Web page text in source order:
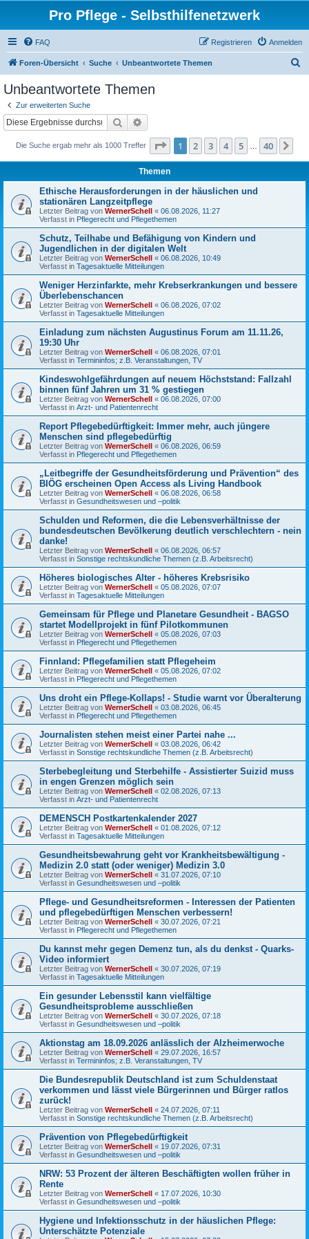
Pro Pflege - Selbsthilfenetzwerk
FAQ Anmelden
Registrieren
Foren-Übersicht Suche Unbeantwortete Themen
Unbeantwortete Themen
Zur erweiterten Suche
Suche
Die Suche ergab mehr als 1000 Treffer Seite 1von 40
1 2 3 4 5 40
Themen
Ethische Herausforderungen in der häuslichen und
stationären Langzeitpflege
Letzter Beitrag von WernerSchell « 06.08.2026, 11:27
Verfasst in Pflegerecht und Pflegethemen
Schutz, Teilhabe und Befähigung von Kindern und
Jugendlichen in der digitalen Welt
Letzter Beitrag von WernerSchell « 06.08.2026, 10:49
Verfasst in Tagesaktuelle Mitteilungen
Weniger Herzinfarkte, mehr Krebserkrankungen und bessere
Überlebenschancen
Letzter Beitrag von WernerSchell « 06.08.2026, 07:02
Verfasst in Tagesaktuelle Mitteilungen
Einladung zum nächsten Augustinus Forum am 11.11.26,
19:30 Uhr
Letzter Beitrag von WernerSchell « 06.08.2026, 07:01
Verfasst in Termininfos; z.B. Veranstaltungen, TV
Kindeswohlgefährdungen auf neuem Höchststand: Fallzahl
binnen fünf Jahren um 31 % gestiegen
Letzter Beitrag von WernerSchell « 06.08.2026, 07:00
Verfasst in Arzt- und Patientenrecht
Report Pflegebedürftigkeit: Immer mehr, auch jüngere
Menschen sind pflegebedürftig
Letzter Beitrag von WernerSchell « 06.08.2026, 06:59
Verfasst in Pflegerecht und Pflegethemen
„Leitbegriffe der Gesundheitsförderung und Prävention“ des
BIÖG erscheinen Open Access als Living Handbook
Letzter Beitrag von WernerSchell « 06.08.2026, 06:58
Verfasst in Gesundheitswesen und –politik
Schulden und Reformen, die die Lebensverhältnisse der
bundesdeutschen Bevölkerung deutlich verschlechtern - nein
danke!
Letzter Beitrag von WernerSchell « 06.08.2026, 06:57
Verfasst in Sonstige rechtskundliche Themen (z.B. Arbeitsrecht)
Höheres biologisches Alter - höheres Krebsrisiko
Letzter Beitrag von WernerSchell « 05.08.2026, 07:07
Verfasst in Tagesaktuelle Mitteilungen
Gemeinsam für Pflege und Planetare Gesundheit - BAGSO
startet Modellprojekt in fünf Pilotkommunen
Letzter Beitrag von WernerSchell « 05.08.2026, 07:03
Verfasst in Pflegerecht und Pflegethemen
Finnland: Pflegefamilien statt Pflegeheim
Letzter Beitrag von WernerSchell « 05.08.2026, 07:02
Verfasst in Pflegerecht und Pflegethemen
Uns droht ein Pflege-Kollaps! - Studie warnt vor Überalterung
Letzter Beitrag von WernerSchell « 03.08.2026, 06:45
Verfasst in Pflegerecht und Pflegethemen
Journalisten stehen meist einer Partei nahe ...
Letzter Beitrag von WernerSchell « 03.08.2026, 06:42
Verfasst in Sonstige rechtskundliche Themen (z.B. Arbeitsrecht)
Sterbebegleitung und Sterbehilfe - Assistierter Suizid muss
in engen Grenzen möglich sein
Letzter Beitrag von WernerSchell « 02.08.2026, 07:13
Verfasst in Arzt- und Patientenrecht
DEMENSCH Postkartenkalender 2027
Letzter Beitrag von WernerSchell « 01.08.2026, 07:12
Verfasst in Tagesaktuelle Mitteilungen
Gesundheitsbewahrung geht vor Krankheitsbewältigung -
Medizin 2.0 statt (oder weniger) Medizin 3.0
Letzter Beitrag von WernerSchell « 31.07.2026, 07:10
Verfasst in Gesundheitswesen und –politik
Pflege- und Gesundheitsreformen - Interessen der Patienten
und pflegebedürftigen Menschen verbessern!
Letzter Beitrag von WernerSchell « 30.07.2026, 07:21
Verfasst in Pflegerecht und Pflegethemen
Du kannst mehr gegen Demenz tun, als du denkst - Quarks-
Video informiert
Letzter Beitrag von WernerSchell « 30.07.2026, 07:19
Verfasst in Tagesaktuelle Mitteilungen
Ein gesunder Lebensstil kann vielfältige
Gesundheitsprobleme ausschließen
Letzter Beitrag von WernerSchell « 30.07.2026, 07:18
Verfasst in Gesundheitswesen und –politik
Aktionstag am 18.09.2026 anlässlich der Alzheimerwoche
Letzter Beitrag von WernerSchell « 29.07.2026, 16:57
Verfasst in Termininfos; z.B. Veranstaltungen, TV
Die Bundesrepublik Deutschland ist zum Schuldenstaat
verkommen und lässt viele Bürgerinnen und Bürger ratlos
zurück!
Letzter Beitrag von WernerSchell « 24.07.2026, 07:11
Verfasst in Sonstige rechtskundliche Themen (z.B. Arbeitsrecht)
Prävention von Pflegebedürftigkeit
Letzter Beitrag von WernerSchell « 19.07.2026, 07:31
Verfasst in Gesundheitswesen und –politik
NRW: 53 Prozent der älteren Beschäftigten wollen früher in
Rente
Letzter Beitrag von WernerSchell « 17.07.2026, 10:30
Verfasst in Gesundheitswesen und –politik
Hygiene und Infektionsschutz in der häuslichen Pflege:
Unterschätzte Potenziale